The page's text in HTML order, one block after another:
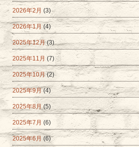
2026年2月 (3)
2026年1月 (4)
2025年12月(3)
2025年11月 (7)
2025年10月(2)
2025年9月(4)
2025年8月(5)
2025年7月 (6)
2025年6月 (6)